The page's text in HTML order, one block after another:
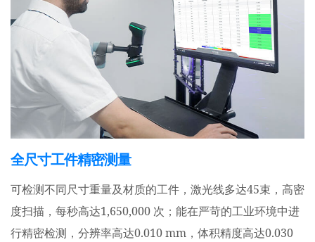
全尺寸工件精密测量
可检测不同尺寸重量及材质的工件，激光线多达45束，高密
度扫描，每秒高达1,650,000 次；能在严苛的工业环境中进
行精密检测，分辨率高达0.010 mm ，体积精度高达0.030